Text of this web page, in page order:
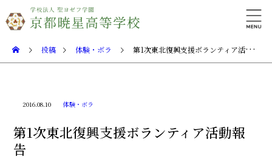
投稿 体験・ボラ 第1次東北復興支援ボランティア活動報告
2016.08.10 体験・ボラ
第1次東北復興支援ボランティア活動報
告